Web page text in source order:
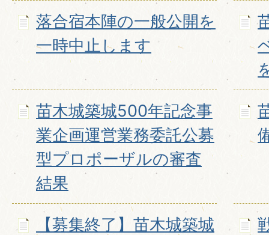
落合宿本陣の一般公開を
一時中止します
苗木城築城500年記念事
業企画運営業務委託公募
型プロポーザルの審査
結果
【募集終了】苗木城築城